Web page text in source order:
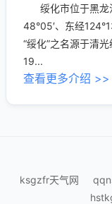
绥化市位于黑龙
48°05′、东经
“绥化”之名源于清
19...
查看更多介绍 >>
ksgzfr天气网